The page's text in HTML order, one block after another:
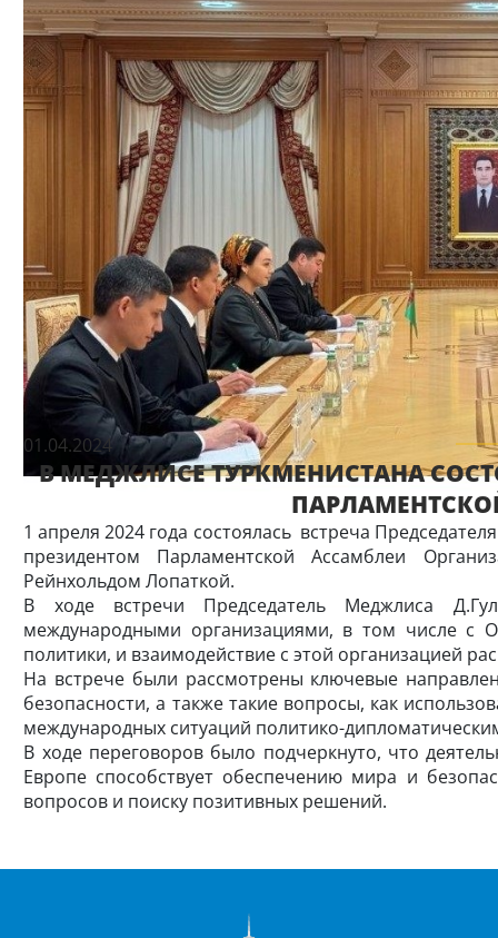
01.04.2024
В МЕДЖЛИСЕ ТУРКМЕНИСТАНА
1 апреля 2024 года состоялась встреча
президентом Парламентской Ассамблеи
Рейнхольдом Лопаткой.
В ходе встречи Председатель Меджлиса
международными организациями, в том числе с
политики, и взаимодействие с этой организацией
На встрече были рассмотрены ключевые
безопасности, а также такие вопросы, как
международных ситуаций политико-
В ходе переговоров было подчеркнуто, что
Европе способствует обеспечению мира и
вопросов и поиску позитивных решений.